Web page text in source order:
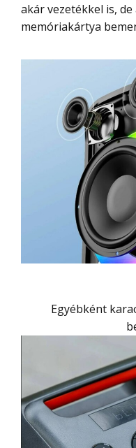
akár vezetékkel is,
memóriakártya
Egyébként karaoke hangfal is, mikrofon